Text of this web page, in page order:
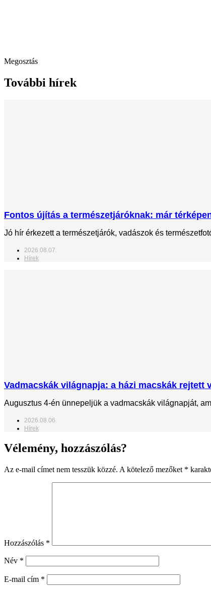
Megosztás
További hírek
Fontos újítás a természetjáróknak: már
Jó hír érkezett a természetjárók, vadászok és
2026.08.07.
Hírek
Vadmacskák világnapja: a házi macskák rejtett
Augusztus 4-én ünnepeljük a vadmacskák világnapját,
2026.08.06.
Hírek
Vélemény, hozzászólás?
Az e-mail címet nem tesszük közzé. A kötelező mezőket *
Hozzászólás *
Név *
E-mail cím *